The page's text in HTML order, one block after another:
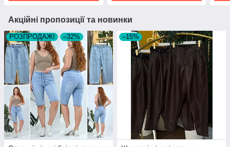
Акційні пропозиції та новинки
РОЗПРОДАЖ! –32% –15%